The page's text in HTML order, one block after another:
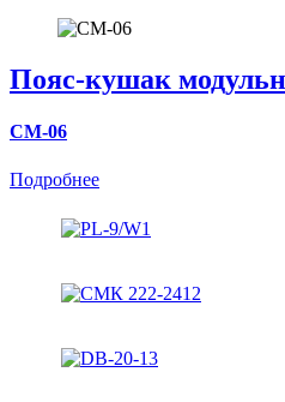
Пояс-кушак
СМ-06
Подробнее